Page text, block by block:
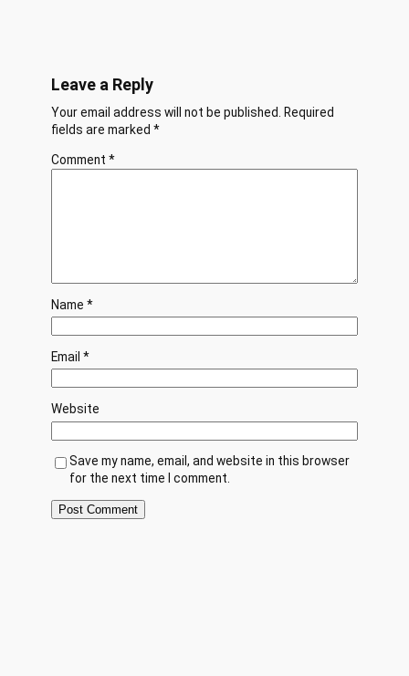
Leave a Reply
Your email address will not be published. Required
fields are marked *
Comment *
Name *
Email *
Website
Save my name, email, and website in this browser
for the next time I comment.